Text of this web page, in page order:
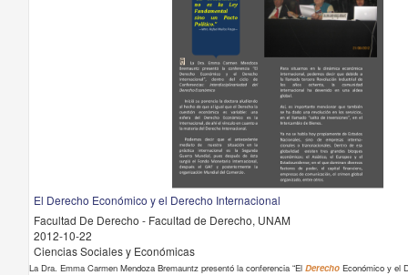
El Derecho Económico y el Derecho Internacional
Facultad De Derecho - Facultad de Derecho, UNAM
2012-10-22
Ciencias Sociales y Económicas
La Dra. Emma Carmen Mendoza Bremauntz presentó la conferencia “El DerechoEconómico y el